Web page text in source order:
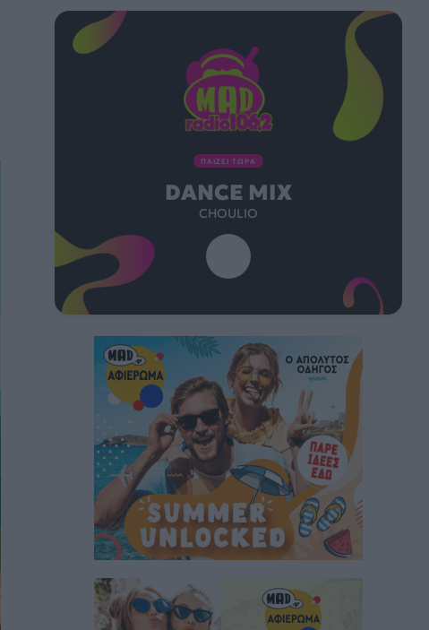
ΠΑΙΖΕΙ ΤΩΡΑ
DANCE MIX
CHOULIO